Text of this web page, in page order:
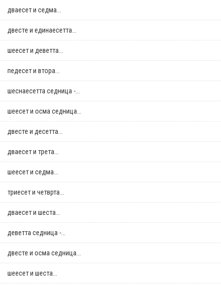
дваесет и седма...
двестe и единаесетта...
шеесет и деветта...
педесет и втора...
шеснаесетта седница -...
шеесет и осма седница...
двестe и десетта...
дваесет и трета...
шеесет и седма...
триесет и четврта...
дваесет и шеста...
деветта седница -...
двестe и осма седница...
шеесет и шеста...